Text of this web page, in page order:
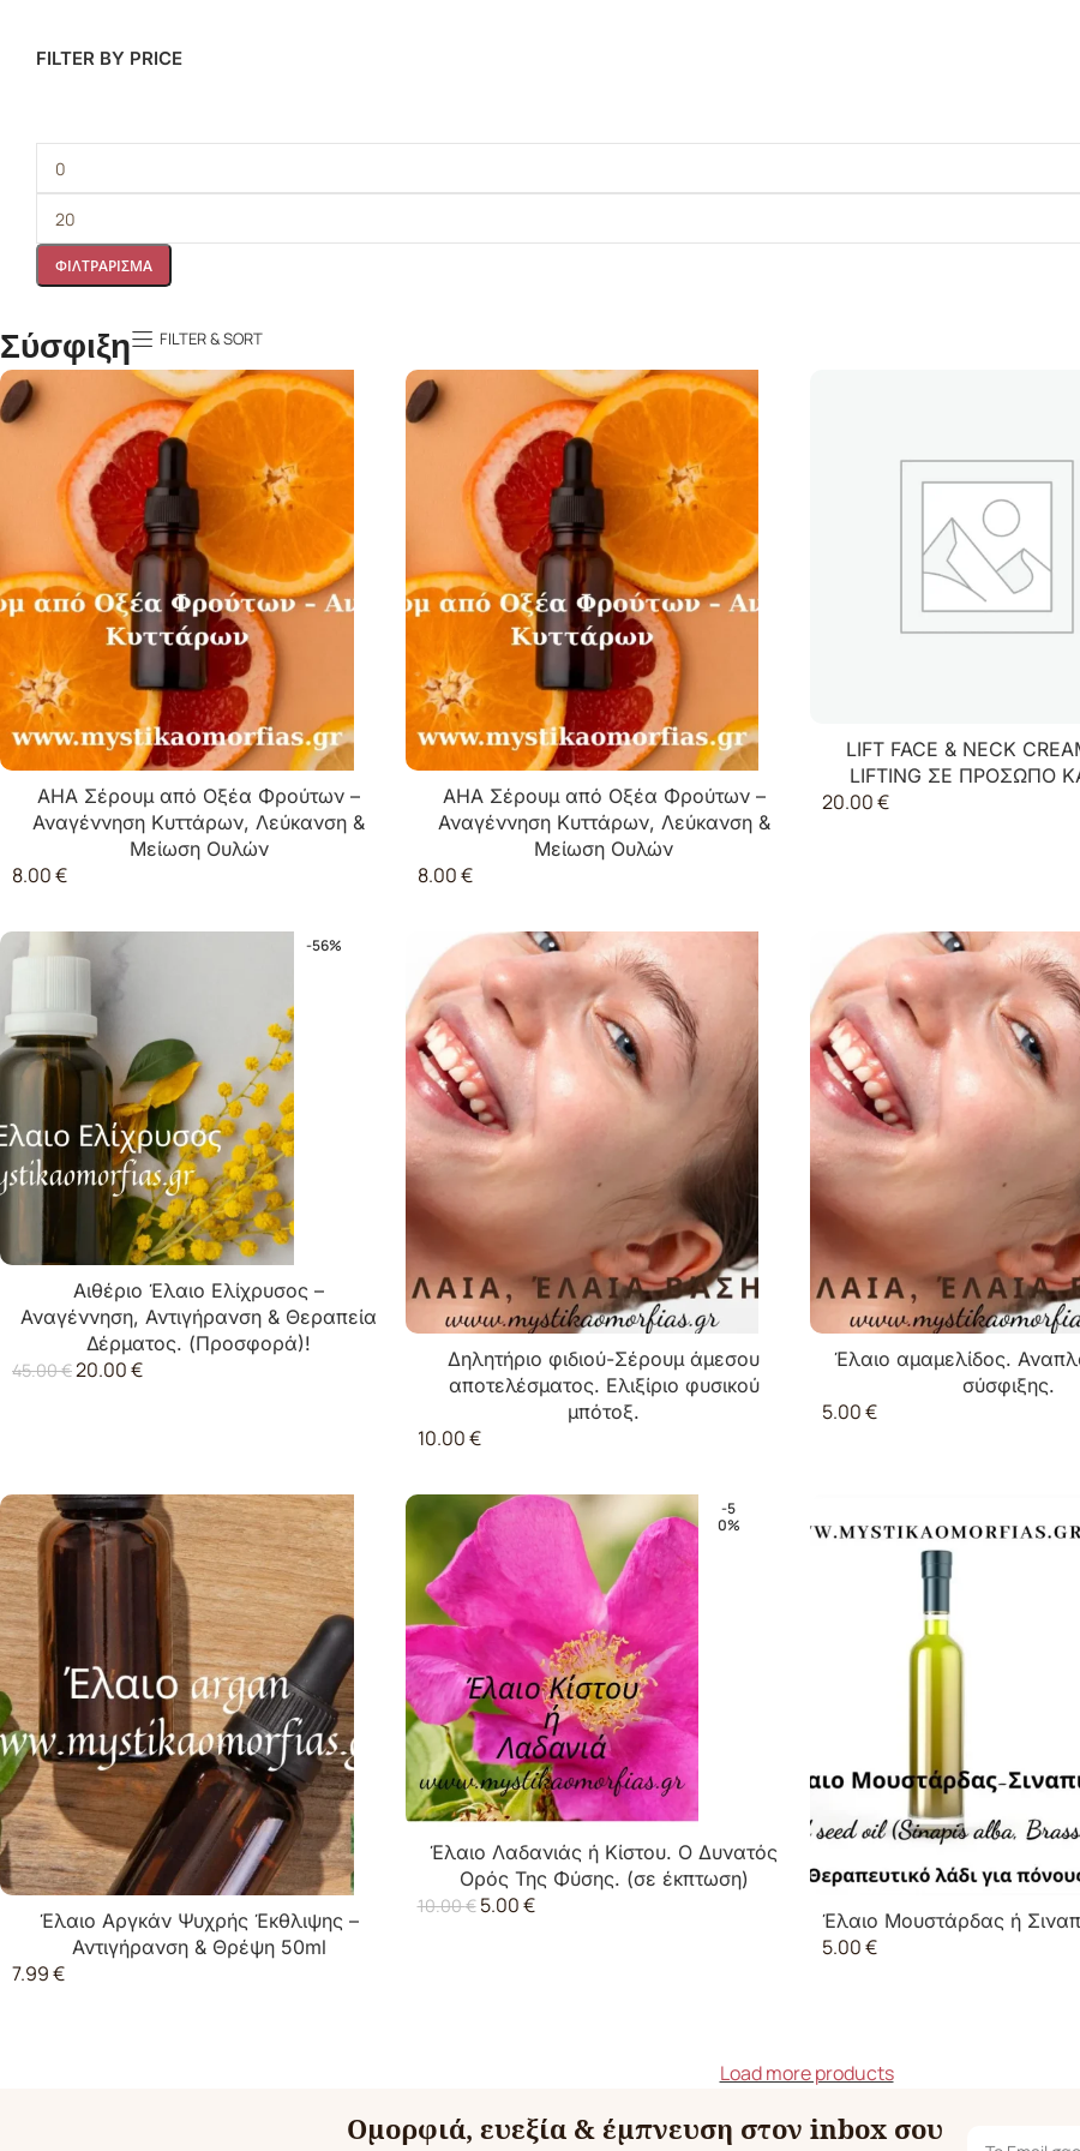
FILTER BY PRICE
ΦΙΛΤΡΆΡΙΣΜΑ
Σύσφιξη FILTER & SORT
AHA Σέρουμ από Οξέα Φρούτων –
Αναγέννηση Κυττάρων, Λεύκανση &
Μείωση Ουλών
8.00€
AHA Σέρουμ από Οξέα Φρούτων –
Αναγέννηση Κυττάρων, Λεύκανση &
Μείωση Ουλών
8.00€
LIFT FACE & NECK
LIFTING ΣΕ ΠΡΟΣΩΠΟ
20.00€
-56%
Αιθέριο Έλαιο Ελίχρυσος –
Αναγέννηση, Αντιγήρανση & Θεραπεία
Δέρματος. (Προσφορά)!
45.00€20.00€
Δηλητήριο φιδιού-Σέρουμ άμεσου
αποτελέσματος. Ελιξίριο φυσικού
μπότοξ.
10.00€
Έλαιο αμαμελίδος.
σύσφιξης.
5.00€
Έλαιο Αργκάν Ψυχρής Έκθλιψης –
Αντιγήρανση & Θρέψη 50ml
7.99€
-5
0%
Έλαιο Λαδανιάς ή Κίστου. Ο Δυνατός
Ορός Της Φύσης. (σε έκπτωση)
10.00€ 5.00€
Έλαιο Μουστάρδας ή
5.00€
Load more products
Ομορφιά, ευεξία & έμπνευση στον inbox σου